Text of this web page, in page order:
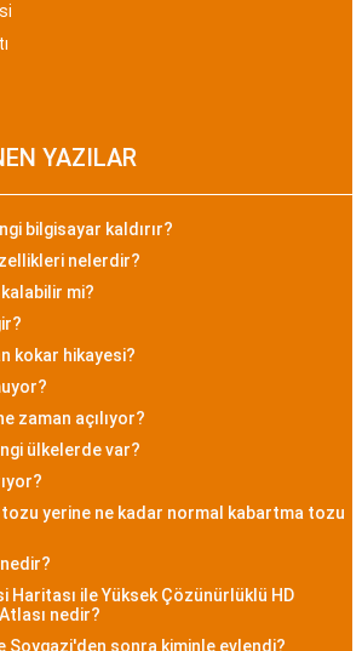
YAZILAR
bilgisayar kaldırır?
nelerdir?
mi?
kokar hikayesi?
zaman açılıyor?
ülkelerde var?
yerine ne kadar normal kabartma tozu
Haritası ile Yüksek Çözünürlüklü HD
nedir?
Soygazi'den sonra kiminle evlendi?